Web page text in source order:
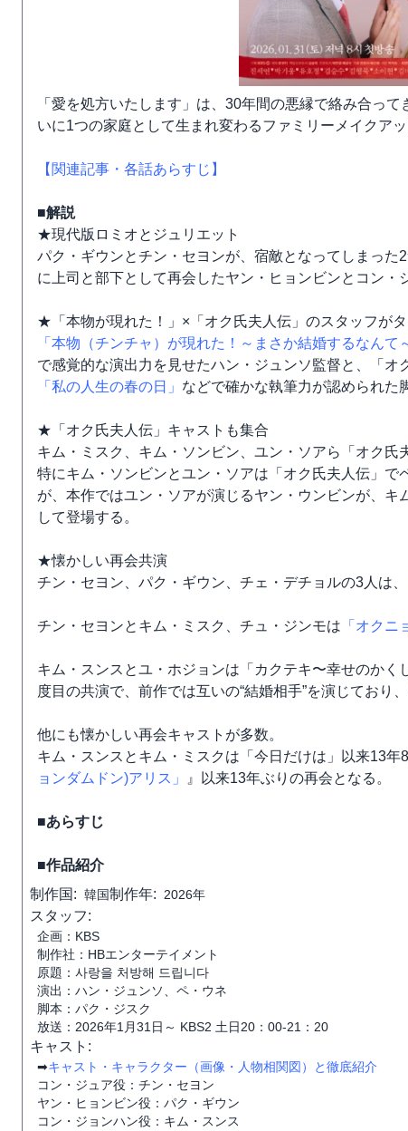
「愛を処方いたします」は、30年間の悪縁で絡み合っ
いに1つの家庭として生まれ変わるファミリーメイクアッ
【関連記事・各話あらすじ】
■解説
★現代版ロミオとジュリエット
パク・ギウンとチン・セヨンが、宿敵となってしまっ
に上司と部下として再会したヤン・ヒョンビンとコン・
★「本物が現れた！」×「オク氏夫人伝」のスタッフが
「本物（チンチャ）が現れた！～まさか結婚するなんて
で感覚的な演出力を見せたハン・ジュンソ監督と、「オ
「私の人生の春の日」 などで確かな執筆力が認められた
★「オク氏夫人伝」キャストも集合
キム・ミスク、キム・ソンビン、ユン・ソアら「オク氏
特にキム・ソンビンとユン・ソアは「オク氏夫人伝」
が、本作ではユン・ソアが演じるヤン・ウンビンが、
して登場する。
★懐かしい再会共演
チン・セヨン、パク・ギウン、チェ・デチョルの3人は、
チン・セヨンとキム・ミスク、チュ・ジンモは 「オクニ
キム・スンスとユ・ホジョンは「カクテキ〜幸せのかく
度目の共演で、前作では互いの“結婚相手”を演じており
他にも懐かしい再会キャストが多数。
キム・スンスとキム・ミスクは「今日だけは」以来13
ョンダムドン)アリス」
』以来13年ぶりの再会となる。
■あらすじ
■作品紹介
制作国: 韓国制作年: 2026年
スタッフ:
企画：KBS
制作社：HBエンターテイメント
原題：사랑을 처방해 드립니다
演出：ハン・ジュンソ、ペ・ウネ
脚本：パク・ジスク
放送：2026年1月31日～ KBS2 土日20：00-21：20
キャスト:
➡キャスト・キャラクター（画像・人物相関図）と徹底紹介
コン・ジュア役：チン・セヨン
ヤン・ヒョンビン役：パク・ギウン
コン・ジョンハン役：キム・スンス